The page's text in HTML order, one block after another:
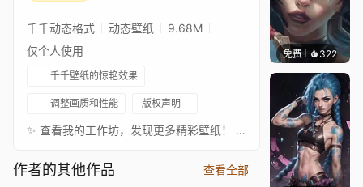
千千动态格式 动态壁纸
9.68M
仅个人使用
千千壁纸的惊艳效果
调整画质和性能 版权声明
✨ 查看我的工作坊，发现更多精彩壁纸！ ✨ ♫ Max Brhon - Cyberpunk
作者的其他作品 查看全部
免费 322
｡